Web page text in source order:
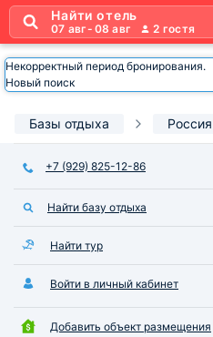
Найти отель
07 авг- 08 авг 2 гостя
Некорректный период бронирования.
Новый поиск
Базы отдыха Россия
+7 (929) 825-12-86
Найти базу отдыха
Найти тур
Войти в личный кабинет
Добавить объект размещения